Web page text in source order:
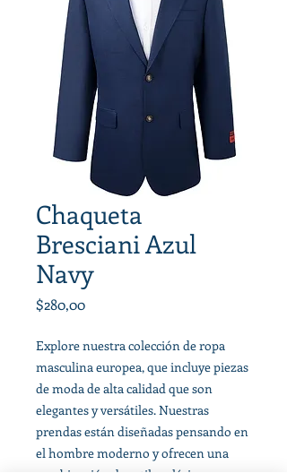
Chaqueta
Bresciani Azul
Navy
$280,00Precio
Explore nuestra colección de ropa
masculina europea, que incluye piezas
de moda de alta calidad que son
elegantes y versátiles. Nuestras
prendas están diseñadas pensando en
el hombre moderno y ofrecen una